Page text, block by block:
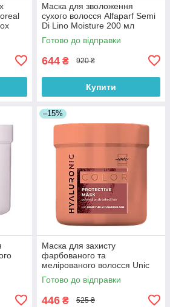
Маска для зволоження
сухого волосся Alfaparf Semi
Di Lino Moisture 200 мл
Готово до відправки
644 ₴ 920 ₴
Купити
–15%
Маска для захисту
фарбованого та
мелірованого волосся Unic
Color Hyaloronic 500 мл
Готово до відправки
446 ₴ 525 ₴